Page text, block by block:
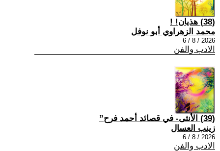
(38) هذيان! !
محمد الزهراوي أبو نوفل
2026 / 8 / 6
الادب والفن
(39) الأنثى- في قصائد أحمد فرح”
زينب العسال
2026 / 8 / 6
الادب والفن